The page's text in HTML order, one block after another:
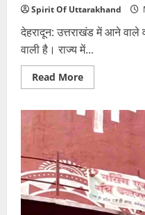
Spirit Of Uttarakhand
देहरादून: उत्तराखंड में आने वाले
वाली है। राज्य में...
Read MoreRead
more
में
2035
तक
बढ़ेगी
बिजली
की
मांग,
सरकार